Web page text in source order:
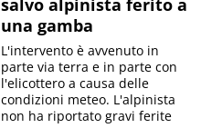
salvo alpinista ferito a
una gamba
L'intervento è avvenuto in
parte via terra e in parte con
l'elicottero a causa delle
condizioni meteo. L'alpinista
non ha riportato gravi ferite